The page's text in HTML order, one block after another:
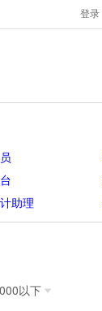
登录
助理
以下